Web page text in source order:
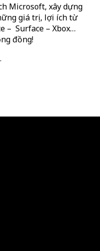
Microsoft, xây dựng
giá trị, lợi ích từ
– Surface – Xbox…
đồng!